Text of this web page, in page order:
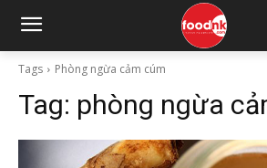
Tags Phòng ngừa cảm cúm
Tag: phòng ngừa